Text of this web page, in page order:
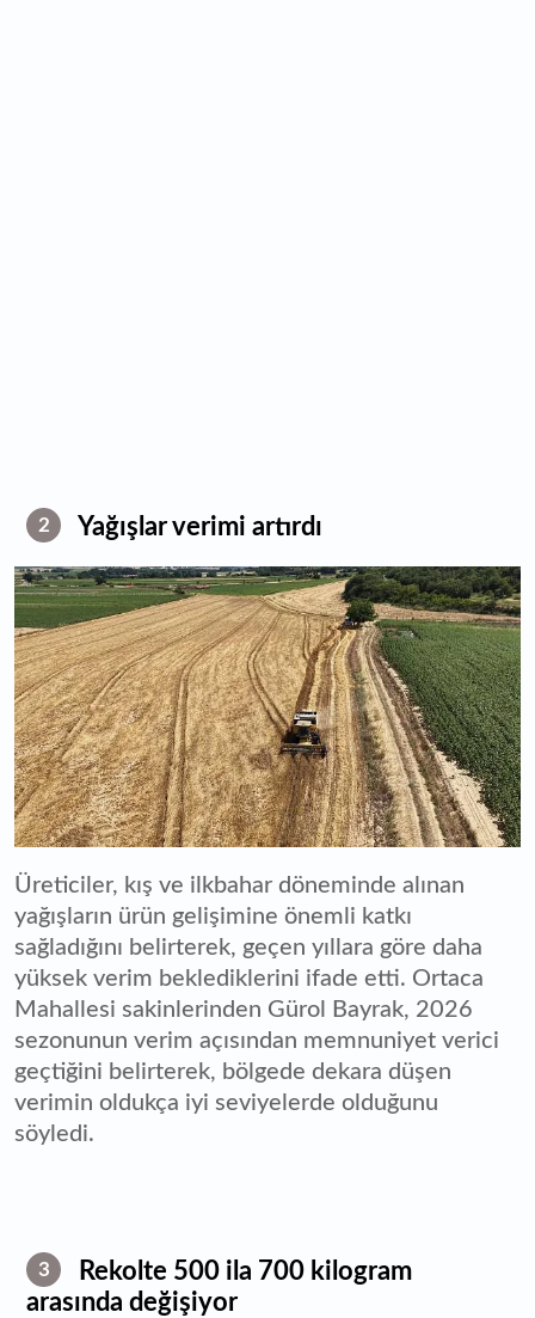
2 Yağışlar verimi artırdı
Üreticiler, kış ve ilkbahar döneminde alınan
yağışların ürün gelişimine önemli katkı
sağladığını belirterek, geçen yıllara göre daha
yüksek verim beklediklerini ifade etti. Ortaca
Mahallesi sakinlerinden Gürol Bayrak, 2026
sezonunun verim açısından memnuniyet verici
geçtiğini belirterek, bölgede dekara düşen
verimin oldukça iyi seviyelerde olduğunu
söyledi.
3
Rekolte 500 ila 700 kilogram
arasında değişiyor